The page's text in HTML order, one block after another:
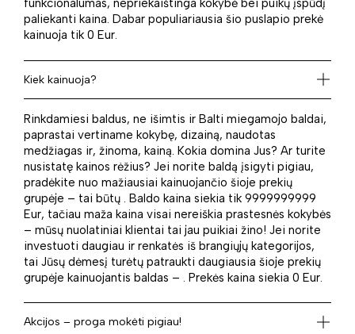
funkcionalumas, nepriekaištinga kokybė bei puikų įspūdį
paliekanti kaina. Dabar populiariausia šio puslapio prekė
kainuoja tik 0 Eur.
Kiek kainuoja?
Rinkdamiesi baldus, ne išimtis ir Balti miegamojo baldai,
paprastai vertiname kokybę, dizainą, naudotas
medžiagas ir, žinoma, kainą. Kokia domina Jus? Ar turite
nusistatę kainos rėžius? Jei norite baldą įsigyti pigiau,
pradėkite nuo mažiausiai kainuojančio šioje prekių
grupėje – tai būtų . Baldo kaina siekia tik 9999999999
Eur, tačiau maža kaina visai nereiškia prastesnės kokybės
– mūsų nuolatiniai klientai tai jau puikiai žino! Jei norite
investuoti daugiau ir renkatės iš brangiųjų kategorijos,
tai Jūsų dėmesį turėtų patraukti daugiausia šioje prekių
grupėje kainuojantis baldas – . Prekės kaina siekia 0 Eur.
Akcijos – proga mokėti pigiau!